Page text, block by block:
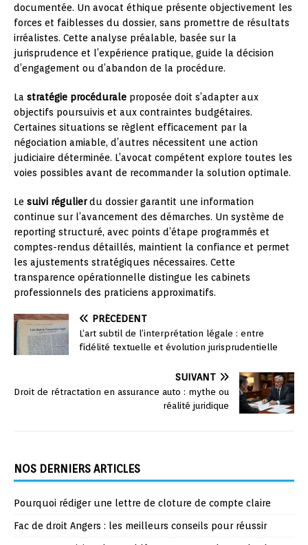
documentée. Un avocat éthique présente objectivement les
forces et faiblesses du dossier, sans promettre de résultats
irréalistes. Cette analyse préalable, basée sur la
jurisprudence et l’expérience pratique, guide la décision
d’engagement ou d’abandon de la procédure.
La stratégie procédurale proposée doit s’adapter aux
objectifs poursuivis et aux contraintes budgétaires.
Certaines situations se règlent efficacement par la
négociation amiable, d’autres nécessitent une action
judiciaire déterminée. L’avocat compétent explore toutes les
voies possibles avant de recommander la solution optimale.
Le suivi régulierdu dossier garantit une information
continue sur l’avancement des démarches. Un système de
reporting structuré, avec points d’étape programmés et
comptes-rendus détaillés, maintient la confiance et permet
les ajustements stratégiques nécessaires. Cette
transparence opérationnelle distingue les cabinets
professionnels des praticiens approximatifs.
PRÉCÉDENT
L’art subtil de l’interprétation légale : entre
fidélité textuelle et évolution jurisprudentielle
SUIVANT
Droit de rétractation en assurance auto : mythe ou
réalité juridique
NOS DERNIERS ARTICLES
Pourquoi rédiger une lettre de cloture de compte claire
Fac de droit Angers : les meilleurs conseils pour réussir